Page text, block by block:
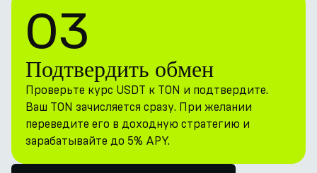
03
Подтвердить обмен
Проверьте курс USDT к TON и подтвердите.
Ваш TON зачисляется сразу. При желании
переведите его в доходную стратегию и
зарабатывайте до 5% APY.